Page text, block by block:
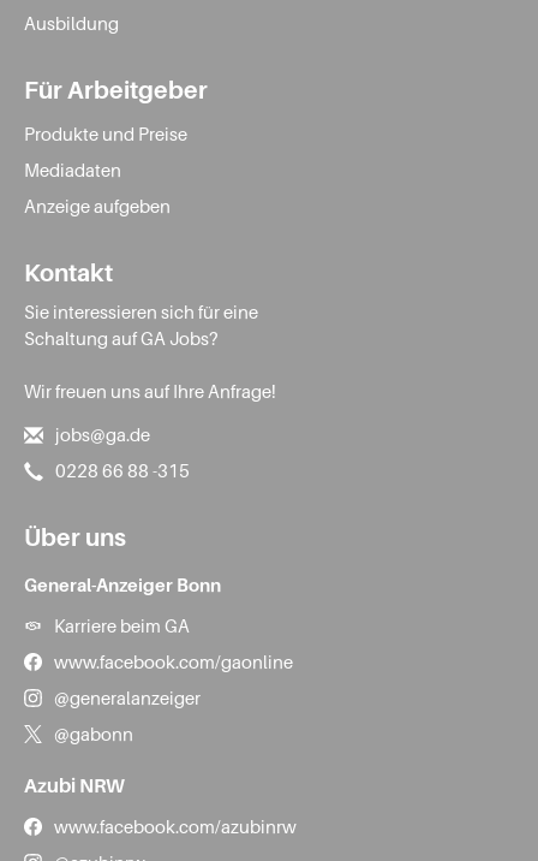
Ausbildung
Für Arbeitgeber
Produkte und Preise
Mediadaten
Anzeige aufgeben
Kontakt
Sie interessieren sich für eine
Schaltung auf GA Jobs?
Wir freuen uns auf Ihre Anfrage!
jobs@ga.de
0228 66 88 -315
Über uns
General-Anzeiger Bonn
Karriere beim GA
www.facebook.com/gaonline
@generalanzeiger
@gabonn
Azubi NRW
www.facebook.com/azubinrw